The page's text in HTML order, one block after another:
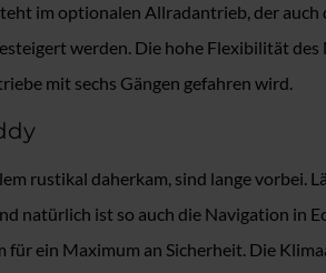
im optionalen Allradantrieb, der
werden. Die hohe Flexibilität
mit sechs Gängen gefahren wird.
rustikal daherkam, sind lange
natürlich ist so auch die Navigation in
für ein Maximum an Sicherheit. Die